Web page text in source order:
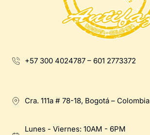
+57 300 4024787 – 601 2773372
Cra. 111a # 78-18, Bogotá – Colombia
Lunes - Viernes: 10AM - 6PM